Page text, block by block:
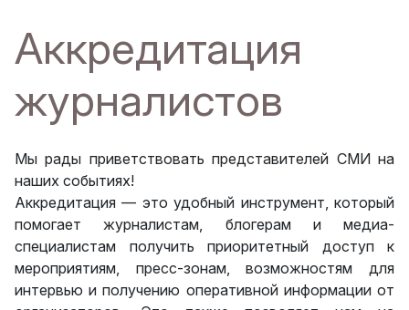
Аккредитация
журналистов
Мы рады приветствовать представителей СМИ на
наших событиях!
Аккредитация — это удобный инструмент, который
помогает журналистам, блогерам и медиа-
специалистам получить приоритетный доступ к
мероприятиям, пресс-зонам, возможностям для
интервью и получению оперативной информации от